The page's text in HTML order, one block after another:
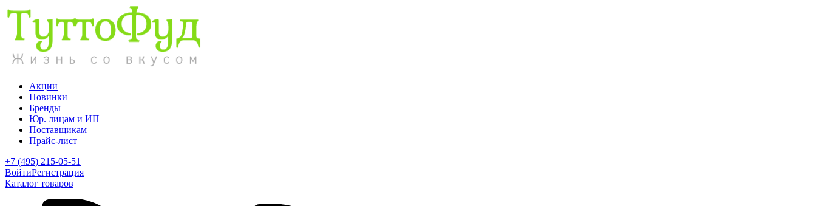
Акции
Новинки
Бренды
Юр. лицам и ИП
Поставщикам
Прайс-лист
+7 (495) 215-05-51
ВойтиРегистрация
Каталог товаров